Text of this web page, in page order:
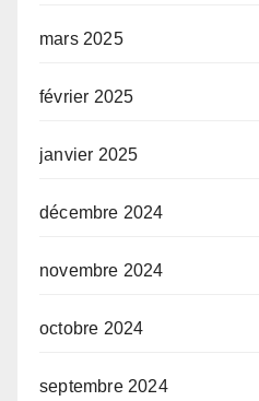
mars 2025
février 2025
janvier 2025
décembre 2024
novembre 2024
octobre 2024
septembre 2024